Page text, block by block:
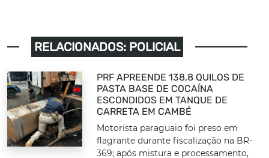
RELACIONADOS: POLICIAL
PRF APREENDE 138,8 QUILOS DE
PASTA BASE DE COCAÍNA
ESCONDIDOS EM TANQUE DE
CARRETA EM CAMBÉ
Motorista paraguaio foi preso em
flagrante durante fiscalização na BR-
369; após mistura e processamento,